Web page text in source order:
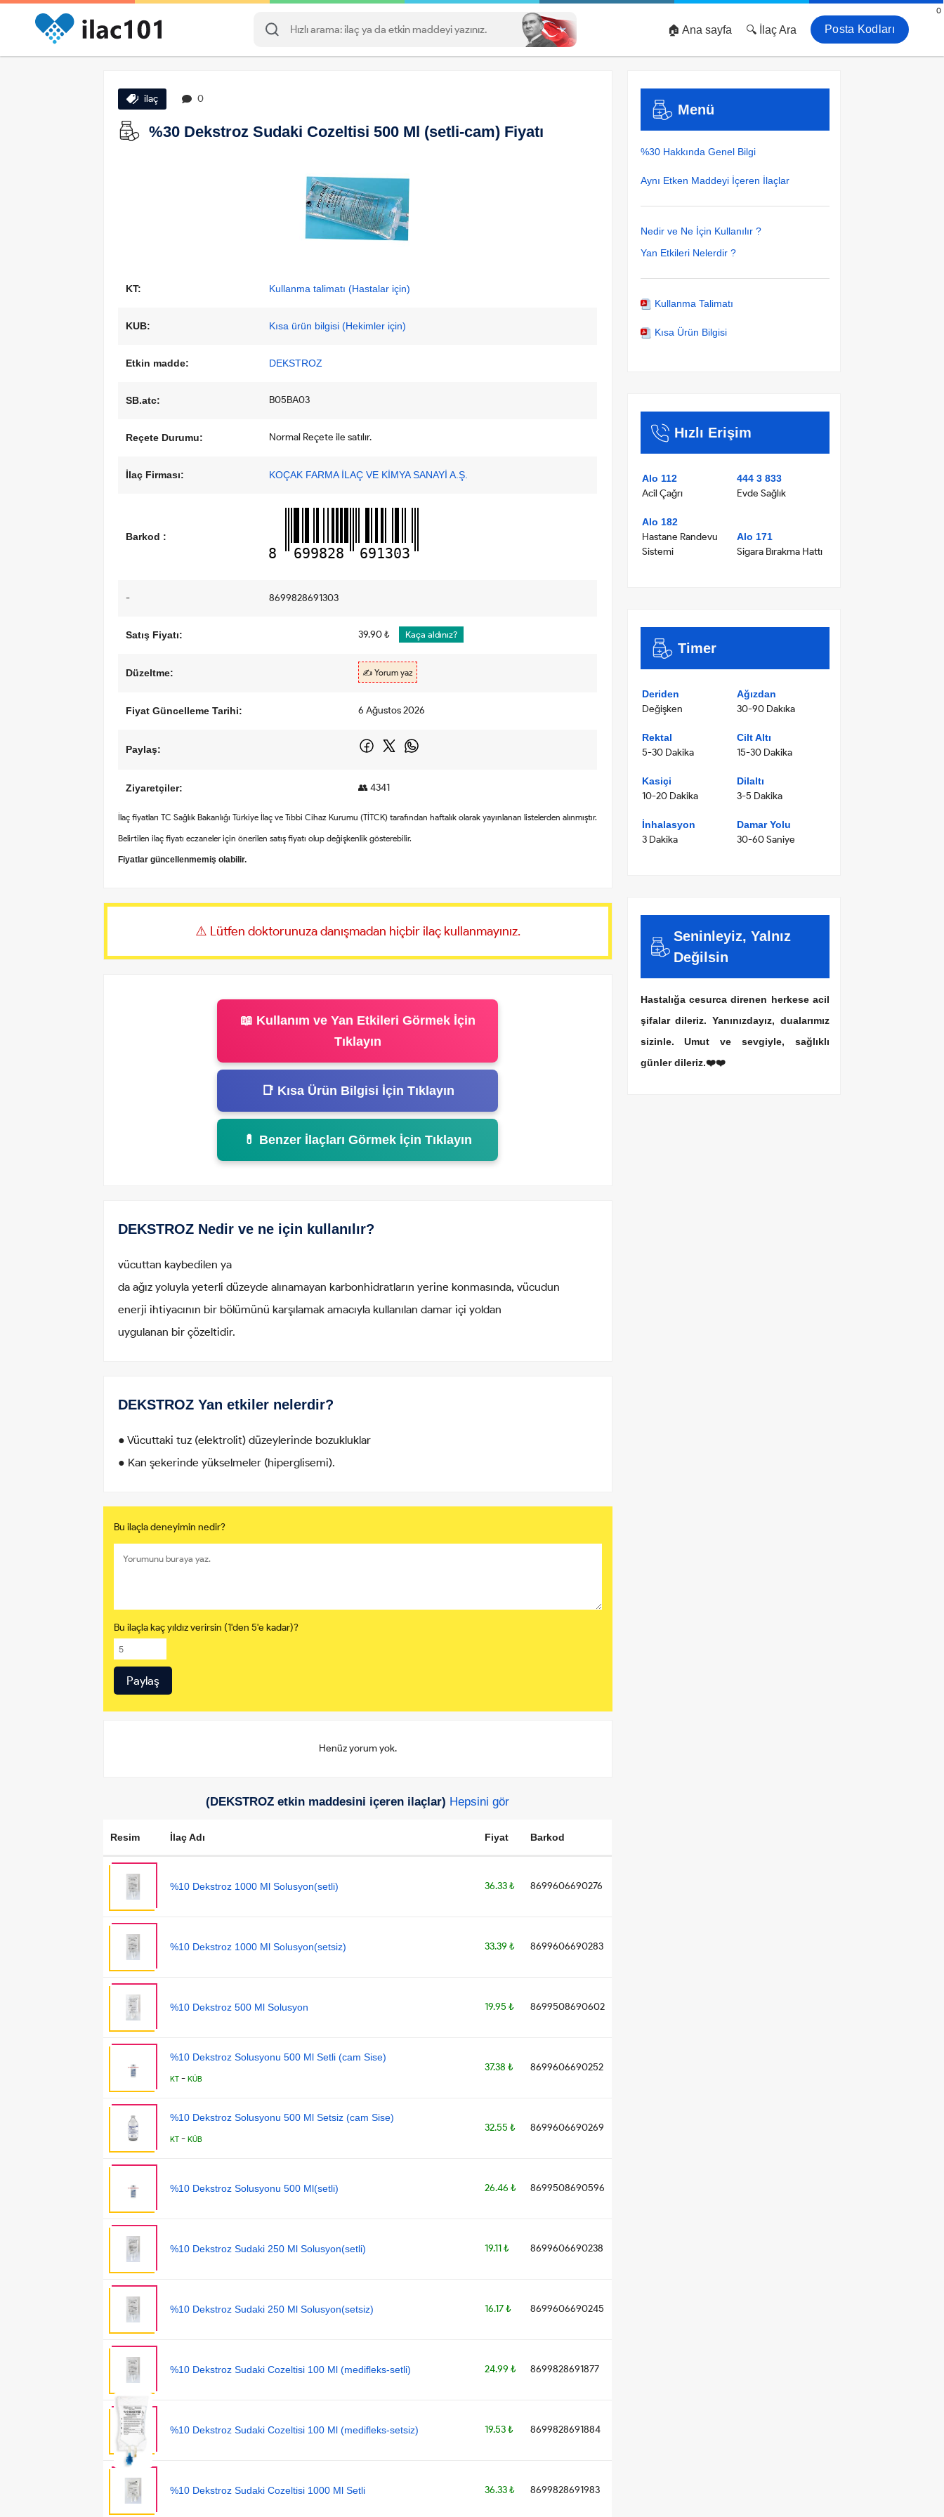
Posta Kodları
🔍 İlaç Ara
🏠 Ana sayfa
ilaç 0
%30 Dekstroz Sudaki Cozeltisi 500 Ml (setli-cam) Fiyatı
KT: Kullanma talimatı (Hastalar için)
KUB: Kısa ürün bilgisi (Hekimler için)
Etkin madde: DEKSTROZ
SB.atc: B05BA03
Reçete Durumu: Normal Reçete ile satılır.
İlaç Firması: KOÇAK FARMA İLAÇ VE KİMYA SANAYİ A.Ş.
Barkod :
8 699828 691303
- 8699828691303
Satış Fiyatı: 39.90 ₺ Kaça aldınız?
Düzeltme: ✍️ Yorum yaz
Fiyat Güncelleme Tarihi: 6 Ağustos 2026
Paylaş:
Ziyaretçiler: 👥 4341
İlaç fiyatları TC Sağlık Bakanlığı Türkiye İlaç ve Tıbbi Cihaz Kurumu (TİTCK) tarafından haftalık olarak yayınlanan listelerden alınmıştır.
Belirtilen ilaç fiyatı eczaneler için önerilen satış fiyatı olup değişkenlik gösterebilir.
Fiyatlar güncellenmemiş olabilir.
⚠️ Lütfen doktorunuza danışmadan hiçbir ilaç kullanmayınız.
📖 Kullanım ve Yan Etkileri Görmek İçin
Tıklayın
📑 Kısa Ürün Bilgisi İçin Tıklayın
💊 Benzer İlaçları Görmek İçin Tıklayın
DEKSTROZ Nedir ve ne için kullanılır?
vücuttan kaybedilen ya
da ağız yoluyla yeterli düzeyde alınamayan karbonhidratların yerine konmasında, vücudun
enerji ihtiyacının bir bölümünü karşılamak amacıyla kullanılan damar içi yoldan
uygulanan bir çözeltidir.
DEKSTROZ Yan etkiler nelerdir?
● Vücuttaki tuz (elektrolit) düzeylerinde bozukluklar
● Kan şekerinde yükselmeler (hiperglisemi).
Bu ilaçla deneyimin nedir?
Bu ilaçla kaç yıldız verirsin (1'den 5'e kadar)?
Henüz yorum yok.
(DEKSTROZ etkin maddesini içeren ilaçlar) Hepsini gör
Resim İlaç Adı Fiyat Barkod
%10 Dekstroz 1000 Ml Solusyon(setli) 36.33 ₺ 8699606690276
%10 Dekstroz 1000 Ml Solusyon(setsiz) 33.39 ₺ 8699606690283
%10 Dekstroz 500 Ml Solusyon 19.95 ₺ 8699508690602
%10 Dekstroz Solusyonu 500 Ml Setli (cam Sise)
KT - KÜB
37.38 ₺ 8699606690252
%10 Dekstroz Solusyonu 500 Ml Setsiz (cam Sise)
KT - KÜB
32.55 ₺ 8699606690269
%10 Dekstroz Solusyonu 500 Ml(setli) 26.46 ₺ 8699508690596
%10 Dekstroz Sudaki 250 Ml Solusyon(setli) 19.11 ₺ 8699606690238
%10 Dekstroz Sudaki 250 Ml Solusyon(setsiz) 16.17 ₺ 8699606690245
%10 Dekstroz Sudaki Cozeltisi 100 Ml (medifleks-setli) 24.99 ₺ 8699828691877
%10 Dekstroz Sudaki Cozeltisi 100 Ml (medifleks-setsiz) 19.53 ₺ 8699828691884
%10 Dekstroz Sudaki Cozeltisi 1000 Ml Setli 36.33 ₺ 8699828691983
Menü
%30 Hakkında Genel Bilgi
Aynı Etken Maddeyi İçeren İlaçlar
Nedir ve Ne İçin Kullanılır ?
Yan Etkileri Nelerdir ?
Kullanma Talimatı
Kısa Ürün Bilgisi
Hızlı Erişim
Alo 112
Acil Çağrı
444 3 833
Evde Sağlık
Alo 182
Hastane Randevu
Sistemi
Alo 171
Sigara Bırakma Hattı
Timer
Deriden
Değişken
Ağızdan
30-90 Dakıka
Rektal
5-30 Dakika
Cilt Altı
15-30 Dakika
Kasiçi
10-20 Dakika
Dilaltı
3-5 Dakika
İnhalasyon
3 Dakika
Damar Yolu
30-60 Saniye
Seninleyiz, Yalnız
Değilsin
Hastalığa cesurca direnen herkese acil
şifalar dileriz. Yanınızdayız, dualarımız
sizinle. Umut ve sevgiyle, sağlıklı
günler dileriz.❤️❤️
0